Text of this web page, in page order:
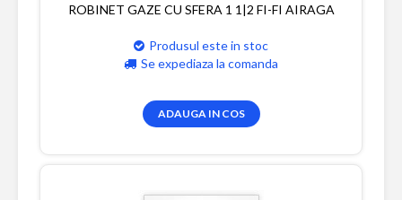
ROBINET GAZE CU SFERA 1 1|2 FI-FI AIRAGA
Produsul este in stoc
Se expediaza la comanda
ADAUGA IN COS